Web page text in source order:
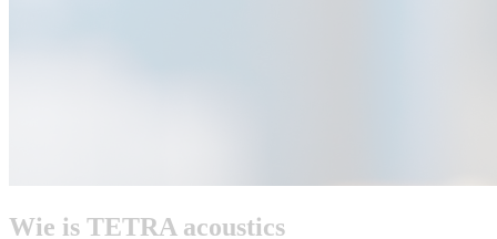
Wie is TETRA acoustics